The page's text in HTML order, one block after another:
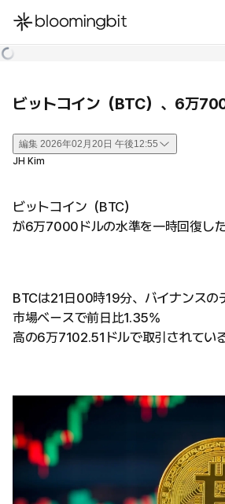
한국어
ビットコイン（BTC）、6万
編集 2026年02月20日 午後12:55
JH Kim
ビットコイン（BTC）
が6万7000ドルの水準を一時回復した
BTCは21日00時19分、バイナンスの
市場ベースで前日比1.35%
高の6万7102.51ドルで取引されている